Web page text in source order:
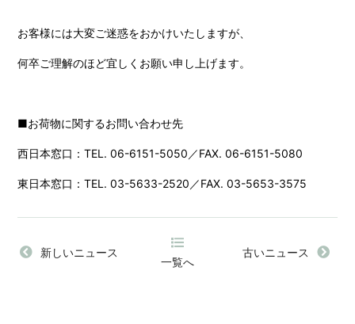
お客様には大変ご迷惑をおかけいたしますが、
何卒ご理解のほど宜しくお願い申し上げます。
■お荷物に関するお問い合わせ先
西日本窓口：TEL. 06-6151-5050／FAX. 06-6151-5080
東日本窓口：TEL. 03-5633-2520／FAX. 03-5653-3575
新しいニュース
一覧へ
古いニュース